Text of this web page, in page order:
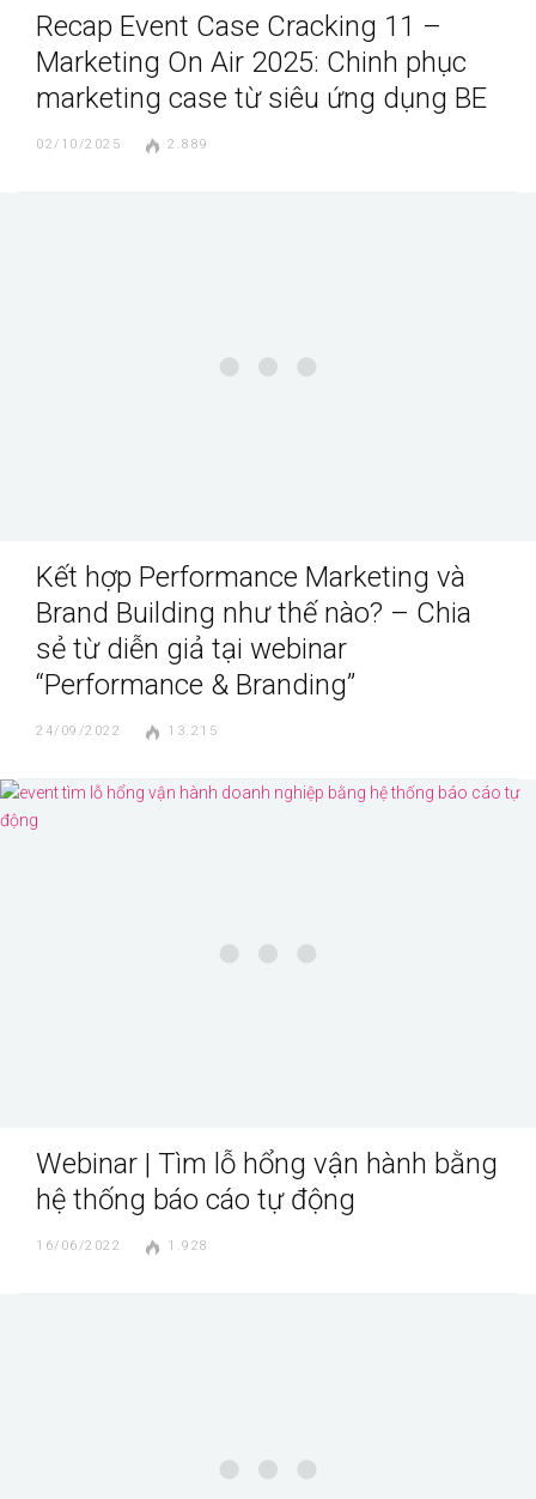
Recap Event Case Cracking 11 –
Marketing On Air 2025: Chinh phục
marketing case từ siêu ứng dụng BE
02/10/2025 2.889
Kết hợp Performance Marketing và
Brand Building như thế nào? – Chia
sẻ từ diễn giả tại webinar
“Performance & Branding”
24/09/2022 13.215
Webinar | Tìm lỗ hổng vận hành bằng
hệ thống báo cáo tự động
16/06/2022 1.928